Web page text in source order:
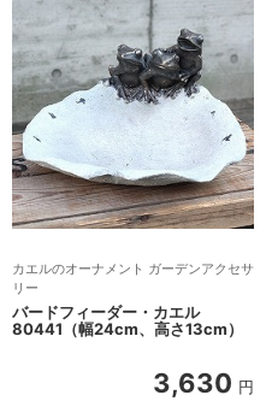
カエルのオーナメント ガーデンアクセサ
リー
バードフィーダー・カエル
80441（幅24cm、高さ13cm）
3,630 円